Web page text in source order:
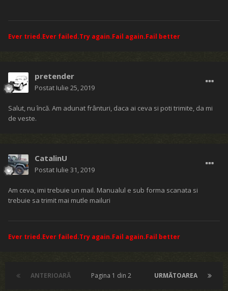
Ever tried.Ever failed.Try again.Fail again.Fail better
pretender
Postat Iulie 25, 2019
Salut, nu încă. Am adunat frânturi, daca ai ceva si poti trimite, da mi
de veste.
CatalinU
Postat Iulie 31, 2019
Am ceva, imi trebuie un mail. Manualul e sub forma scanata si
trebuie sa trimit mai mutle mailuri
Ever tried.Ever failed.Try again.Fail again.Fail better
ANTERIOARĂ URMĂTOAREA
Pagina 1 din 2